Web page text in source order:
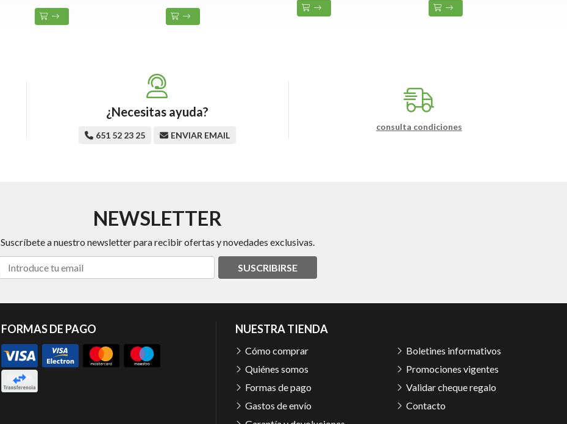
¿Necesitas ayuda?
651 52 23 25 ENVIAR EMAIL
consulta condiciones
NEWSLETTER
Suscríbete a nuestro newsletter para recibir ofertas y novedades exclusivas.
SUSCRIBIRSE
FORMAS DE PAGO NUESTRA TIENDA
Cómo comprar
Quiénes somos
Formas de pago
Gastos de envío
Boletines informativos
Promociones vigentes
Validar cheque regalo
Contacto